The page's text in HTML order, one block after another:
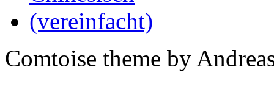
Comtoise theme by